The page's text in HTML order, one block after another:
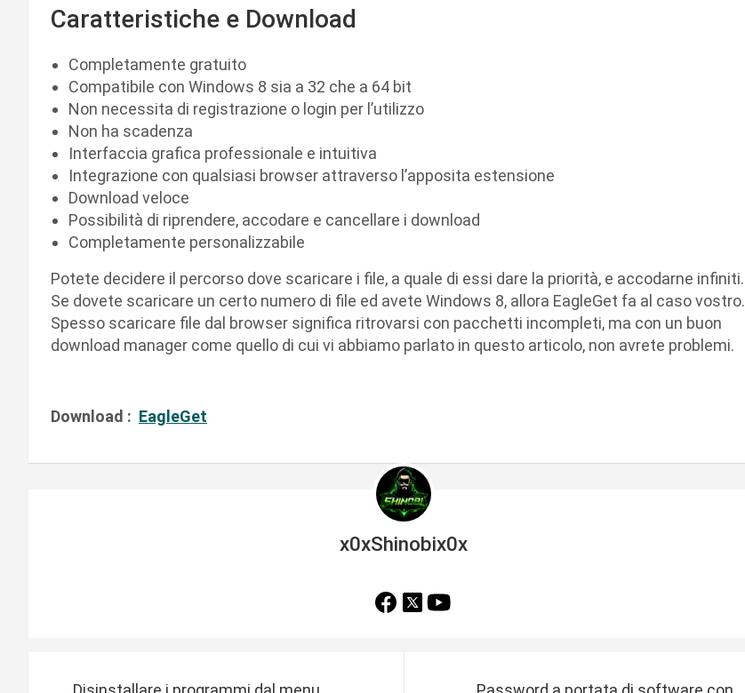
Caratteristiche e Download
Completamente gratuito
Compatibile con Windows 8 sia a 32 che a 64 bit
Non necessita di registrazione o login per l’utilizzo
Non ha scadenza
Interfaccia grafica professionale e intuitiva
Integrazione con qualsiasi browser attraverso l’apposita estensione
Download veloce
Possibilità di riprendere, accodare e cancellare i download
Completamente personalizzabile
Potete decidere il percorso dove scaricare i file, a quale di essi dare la priorità, e accodarne infiniti.
Se dovete scaricare un certo numero di file ed avete Windows 8, allora EagleGet fa al caso vostro.
Spesso scaricare file dal browser significa ritrovarsi con pacchetti incompleti, ma con un buon
download manager come quello di cui vi abbiamo parlato in questo articolo, non avrete problemi.
Download : EagleGet
x0xShinobix0x